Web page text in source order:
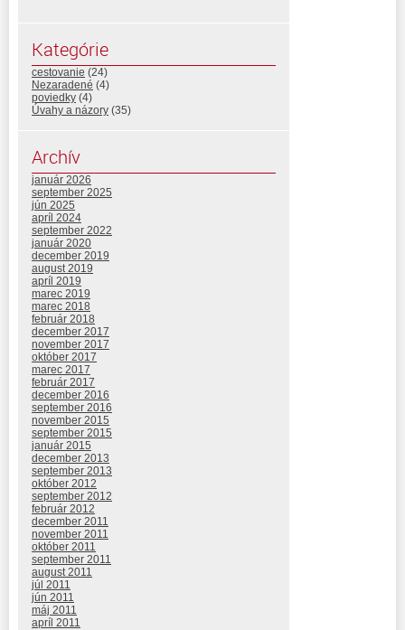
Kategórie
cestovanie (24)
Nezaradené (4)
poviedky (4)
Úvahy a názory (35)
Archív
január 2026
september 2025
jún 2025
apríl 2024
september 2022
január 2020
december 2019
august 2019
apríl 2019
marec 2019
marec 2018
február 2018
december 2017
november 2017
október 2017
marec 2017
február 2017
december 2016
september 2016
november 2015
september 2015
január 2015
december 2013
september 2013
október 2012
september 2012
február 2012
december 2011
november 2011
október 2011
september 2011
august 2011
júl 2011
jún 2011
máj 2011
apríl 2011